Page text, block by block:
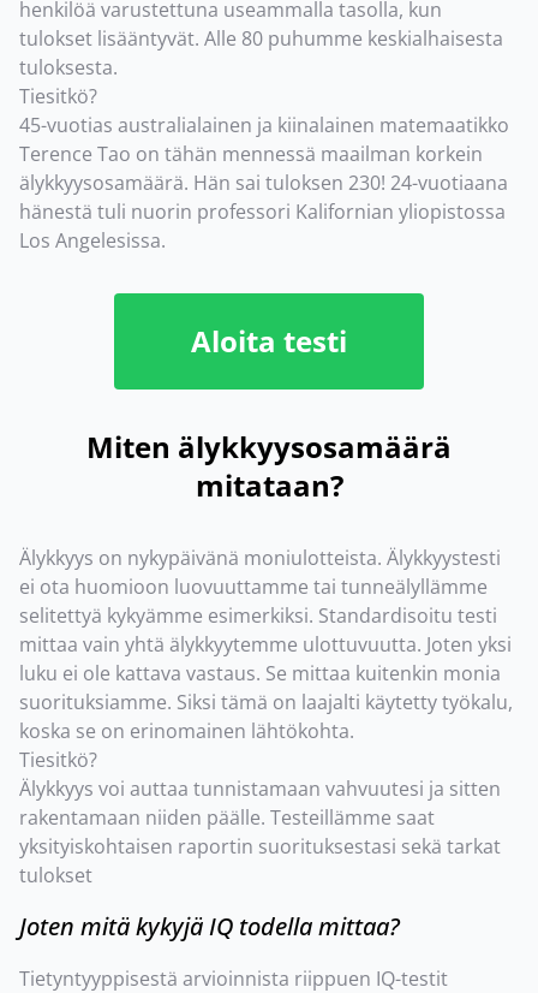
henkilöä varustettuna useammalla tasolla, kun
tulokset lisääntyvät. Alle 80 puhumme keskialhaisesta
tuloksesta.
Tiesitkö?
45-vuotias australialainen ja kiinalainen matemaatikko
Terence Tao on tähän mennessä maailman korkein
älykkyysosamäärä. Hän sai tuloksen 230! 24-vuotiaana
hänestä tuli nuorin professori Kalifornian yliopistossa
Los Angelesissa.
Aloita testi
Miten älykkyysosamäärä
mitataan?
Älykkyys on nykypäivänä moniulotteista. Älykkyystesti
ei ota huomioon luovuuttamme tai tunneälyllämme
selitettyä kykyämme esimerkiksi. Standardisoitu testi
mittaa vain yhtä älykkyytemme ulottuvuutta. Joten yksi
luku ei ole kattava vastaus. Se mittaa kuitenkin monia
suorituksiamme. Siksi tämä on laajalti käytetty työkalu,
koska se on erinomainen lähtökohta.
Tiesitkö?
Älykkyys voi auttaa tunnistamaan vahvuutesi ja sitten
rakentamaan niiden päälle. Testeillämme saat
yksityiskohtaisen raportin suorituksestasi sekä tarkat
tulokset
Joten mitä kykyjä IQ todella mittaa?
Tietyntyyppisestä arvioinnista riippuen IQ-testit